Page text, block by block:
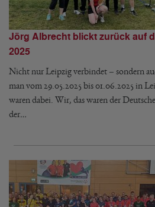
Jörg Albrecht blickt zurück auf
2025
Nicht nur Leipzig verbindet – sondern
man vom 29.05.2025 bis 01.06.2025 in
waren dabei. Wir, das waren der
der…